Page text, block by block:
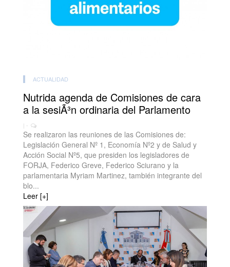
ACTUALIDAD
Nutrida agenda de Comisiones de cara
a la sesiÃ³n ordinaria del Parlamento
| -
Se realizaron las reuniones de las Comisiones de:
Legislación General Nº 1, Economía Nº2 y de Salud y
Acción Social Nº5, que presiden los legisladores de
FORJA, Federico Greve, Federico Sciurano y la
parlamentaria Myriam Martinez, también integrante del
blo...
Leer [+]